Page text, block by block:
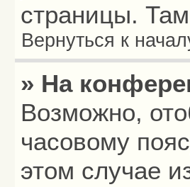
страницы.
Вернуться к
» На
Возможно,
часовому
этом случае